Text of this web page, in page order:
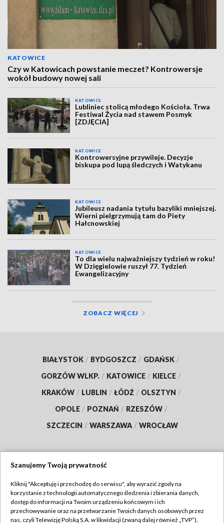
KATOWICE
Czy w Katowicach powstanie meczet? Kontrowersje
wokół budowy nowej sali
KATOWICE
Lubliniec stolicą młodego Kościoła. Trwa
Festiwal Życia nad stawem Posmyk
[ZDJĘCIA]
KATOWICE
Kontrowersyjne przywileje. Decyzje
biskupa pod lupą śledczych i Watykanu
KATOWICE
Jubileusz nadania tytułu bazyliki mniejszej.
Wierni pielgrzymują tam do Piety
Hałcnowskiej
KATOWICE
To dla wielu najważniejszy tydzień w roku!
W Dzięgielowie ruszył 77. Tydzień
Ewangelizacyjny
ZOBACZ WIĘCEJ
BIAŁYSTOK / BYDGOSZCZ / GDAŃSK /
GORZÓW WLKP. / KATOWICE / KIELCE /
KRAKÓW / LUBLIN / ŁÓDŹ / OLSZTYN /
OPOLE / POZNAŃ / RZESZÓW /
SZCZECIN / WARSZAWA / WROCŁAW
TVP
Abonament TVP
Regulamin TVP
Szanujemy Twoją prywatność
Kliknij "Akceptuję i przechodzę do serwisu", aby wyrazić zgody na
korzystanie z technologii automatycznego śledzenia i zbierania danych,
dostęp do informacji na Twoim urządzeniu końcowym i ich
przechowywanie oraz na przetwarzanie Twoich danych osobowych przez
nas, czyli Telewizję Polską S.A. w likwidacji (zwaną dalej również „TVP”),